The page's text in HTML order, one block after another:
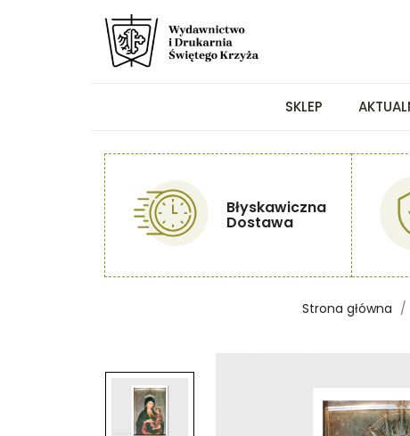
SKLEP
Błyskawiczna
Dostawa
Strona główna